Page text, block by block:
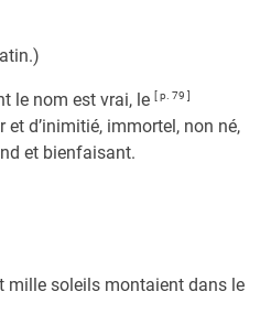
le nom est vrai, le [ p. 79 ]
et d’inimitié, immortel, non né,
et bienfaisant.
mille soleils montaient dans le